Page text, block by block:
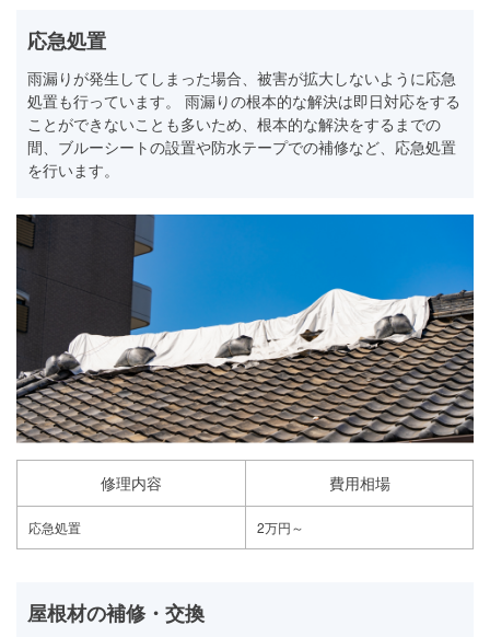
応急処置
雨漏りが発生してしまった場合、被害が拡大しないように応急
処置も行っています。 雨漏りの根本的な解決は即日対応をする
ことができないことも多いため、根本的な解決をするまでの
間、ブルーシートの設置や防水テープでの補修など、応急処置
を行います。
修理内容 費用相場
応急処置 2万円～
屋根材の補修・交換